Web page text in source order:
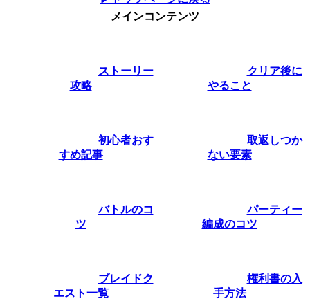
メインコンテンツ
ストーリー
攻略
クリア後に
やること
初心者おす
すめ記事
取返しつか
ない要素
バトルのコ
ツ
パーティー
編成のコツ
ブレイドク
エスト一覧
権利書の入
手方法